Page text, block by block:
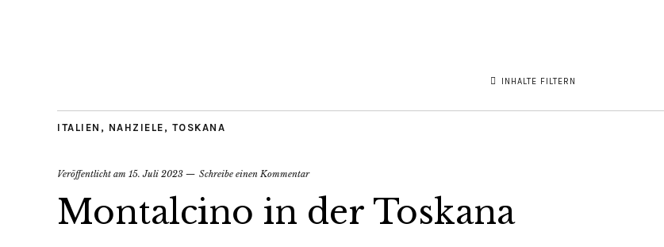
INHALTE FILTERN
ITALIEN , NAHZIELE , TOSKANA
Veröffentlicht am 15. Juli 2023 Schreibe einen Kommentar
Montalcino in der Toskana